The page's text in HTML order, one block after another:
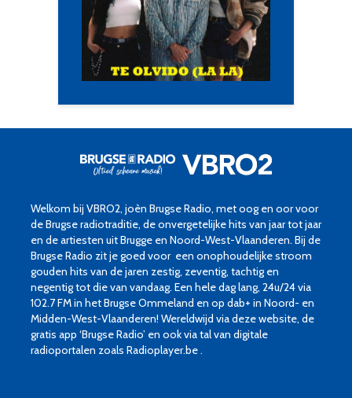
Welkom bij VBRO2, joèn Brugse Radio, met oog en oor voor
de Brugse radiotraditie, de onvergetelijke hits van jaar tot jaar
en de artiesten uit Brugge en Noord-West-Vlaanderen. Bij de
Brugse Radio zit je goed voor een onophoudelijke stroom
gouden hits van de jaren zestig, zeventig, tachtig en
negentig tot die van vandaag. Een hele dag lang, 24u/24 via
102.7 FM in het Brugse Ommeland en op dab+ in Noord- en
Midden-West-Vlaanderen! Wereldwijd via deze website, de
gratis app ‘Brugse Radio’ en ook via tal van digitale
radioportalen zoals Radioplayer.be .